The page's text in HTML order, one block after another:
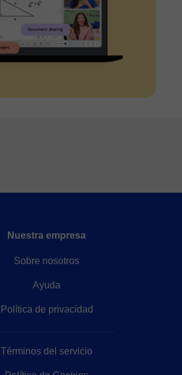
Nuestra empresa
Sobre nosotros
Ayuda
Política de privacidad
Términos del servicio